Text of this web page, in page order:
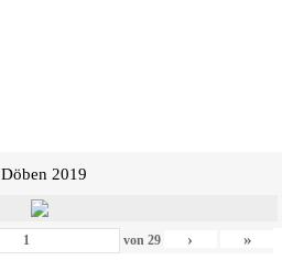
Döben 2019
von 29 › »